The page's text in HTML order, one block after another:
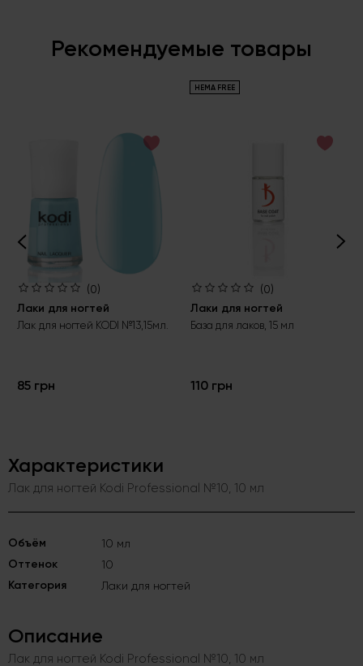
Рекомендуемые товары
(0)
Лаки для ногтей
Лак для ногтей KODI №13,15мл.
85 грн
HEMA FREE
(0)
Лаки для ногтей
База для лаков, 15 мл
110 грн
Характеристики
Лак для ногтей Kodi Professional №10, 10 мл
Объём 10 мл
Оттенок 10
Категория Лаки для ногтей
Описание
Лак для ногтей Kodi Professional №10, 10 мл